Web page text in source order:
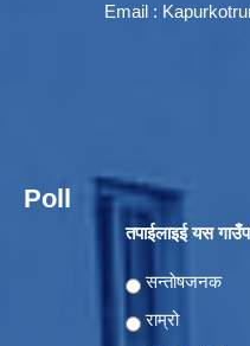
Email :
Poll
तपाईलाइई यस
Choices
सन्ताेषजनक
राम्रो